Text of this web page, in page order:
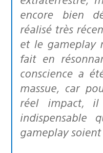
encore bien
réalisé très
et le gameplay
fait en
conscience a
massue, car
réel impact,
indispensable
gameplay